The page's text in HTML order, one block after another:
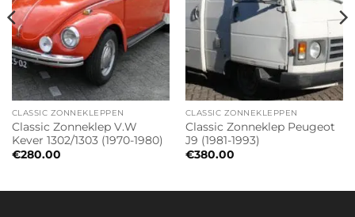
CLASSIC ZONNEKLEPPEN
Classic Zonneklep V.W
Kever 1302/1303 (1970-1980)
€280.00
CLASSIC ZONNEKLEPPEN
Classic Zonneklep Peugeot
J9 (1981-1993)
€380.00